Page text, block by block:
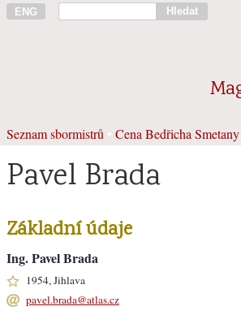
ENG Hledat
Seznam sbormistrů Cena Bedřicha Smetany
Pavel Brada
Základní údaje
Ing. Pavel Brada
1954, Jihlava
pavel.brada@atlas.cz